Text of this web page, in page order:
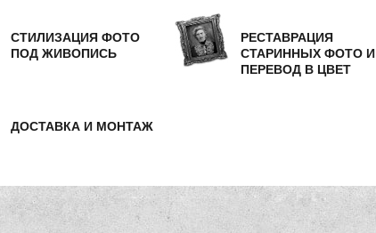
СТИЛИЗАЦИЯ ФОТО
ПОД ЖИВОПИСЬ
РЕСТАВРАЦИЯ
СТАРИННЫХ ФОТО И
ПЕРЕВОД В ЦВЕТ
ДОСТАВКА И МОНТАЖ